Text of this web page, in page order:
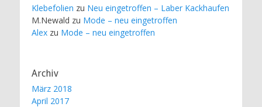
Klebefolien zu Neu eingetroffen – Laber Kackhaufen
M.Newald zu Mode – neu eingetroffen
Alex zu Mode – neu eingetroffen
Archiv
März 2018
April 2017